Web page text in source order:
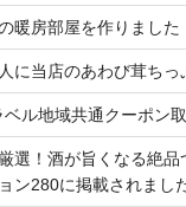
暖房部屋を作りました
に当店のあわび茸ちっ
ル地域共通クーポン
選！酒が旨くなる絶
ン280に掲載されまし